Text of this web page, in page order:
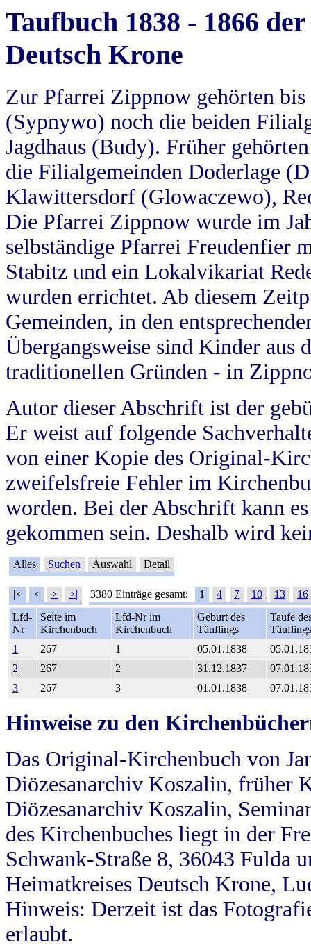
Taufbuch 1838 - 1866
Deutsch Krone
Zur Pfarrei Zippnow gehörten
(Sypnywo) noch die beiden
Jagdhaus (Budy). Früher
die Filialgemeinden Doderlage
Klawittersdorf (Glowaczewo),
Die Pfarrei Zippnow wurde im
selbständige Pfarrei Freudenfier
Stabitz und ein Lokalvikariat
wurden errichtet. Ab diesem
Gemeinden, in den
Übergangsweise sind Kinder aus
traditionellen Gründen - in
Autor dieser Abschrift ist der
Er weist auf folgende
von einer Kopie des Original-
zweifelsfreie Fehler im
worden. Bei der Abschrift kann
gekommen sein. Deshalb wird
Alles Suchen Auswahl Detail
|< < > >| 3380 Einträge gesamt: 1 4 7 10 13
16
Lfd-
Nr
Seite im
Kirchenbuch
Lfd-Nr im
Kirchenbuch
Geburt des
Täuflings
Taufe
Täuflings
1
267 1 05.01.1838
2
267 2 31.12.1837
3
267 3 01.01.1838
Hinweise zu den
Das Original-Kirchenbuch von
Diözesanarchiv Koszalin, früher
Diözesanarchiv Koszalin,
des Kirchenbuches liegt in der
Schwank-Straße 8, 36043 Fulda
Heimatkreises Deutsch Krone,
Hinweis: Derzeit ist das
erlaubt.